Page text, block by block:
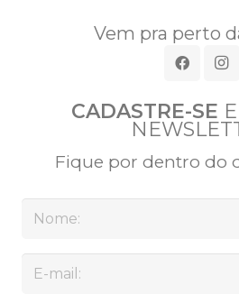
Vem pra perto
CADASTRE-SE
Fique por dentro do